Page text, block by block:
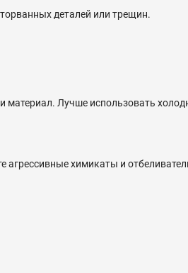
деталей или трещин.
Лучше использовать
агрессивные химикаты и